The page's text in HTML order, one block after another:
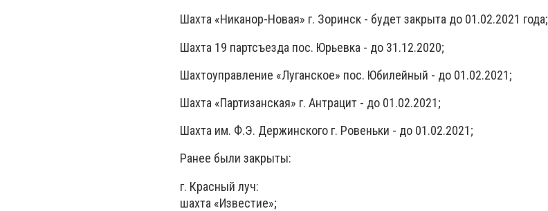
Шахта «Никанор-Новая» г. Зоринск - будет закрыта до 01.02.2021 года;
Шахта 19 партсъезда пос. Юрьевка - до 31.12.2020;
Шахтоуправление «Луганское» пос. Юбилейный - до 01.02.2021;
Шахта «Партизанская» г. Антрацит - до 01.02.2021;
Шахта им. Ф.Э. Держинского г. Ровеньки - до 01.02.2021;
Ранее были закрыты:
г. Красный луч:
шахта «Известие»;